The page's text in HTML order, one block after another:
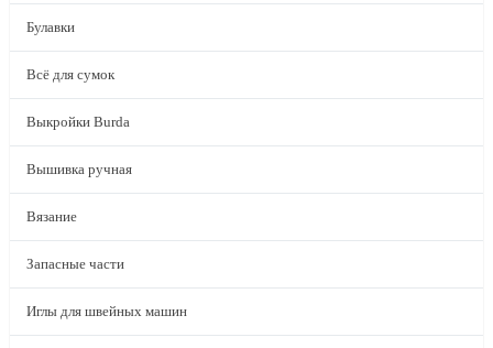
Булавки
Всё для сумок
Выкройки Burda
Вышивка ручная
Вязание
Запасные части
Иглы для швейных машин